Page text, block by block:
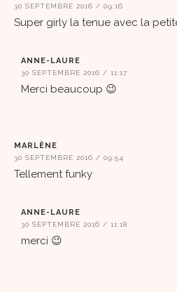
30 SEPTEMBRE 2016 / 09:16
Super girly la tenue avec la
ANNE-LAURE
30 SEPTEMBRE 2016 / 11:17
Merci beaucoup 😉
MARLÈNE
30 SEPTEMBRE 2016 / 09:54
Tellement funky
ANNE-LAURE
30 SEPTEMBRE 2016 / 11:18
merci 😉